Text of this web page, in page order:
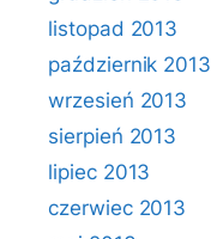
listopad 2013
październik 2013
wrzesień 2013
sierpień 2013
lipiec 2013
czerwiec 2013